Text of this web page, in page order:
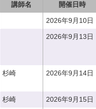
講師名 開催日時
2026年9月10日
2026年9月13日
杉崎 2026年9月14日
杉崎 2026年9月15日